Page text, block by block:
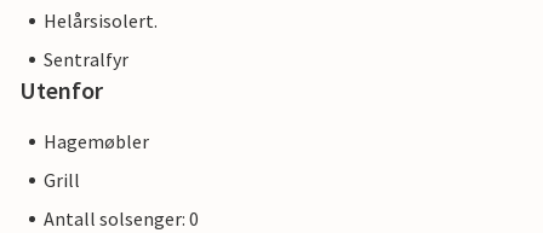
Helårsisolert.
Sentralfyr
Utenfor
Hagemøbler
Grill
Antall solsenger: 0